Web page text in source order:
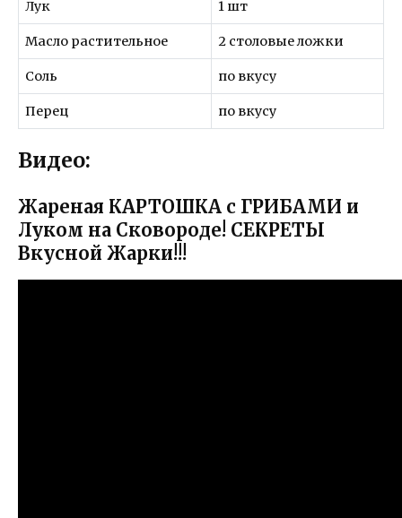
Лук 1 шт
Масло растительное 2 столовые ложки
Соль по вкусу
Перец по вкусу
Видео:
Жареная КАРТОШКА с ГРИБАМИ и
Луком на Сковороде! СЕКРЕТЫ
Вкусной Жарки!!!